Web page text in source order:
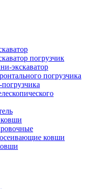
погрузчик
экскаватор
погрузчика
ковши